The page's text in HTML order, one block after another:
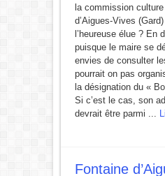
la commission
d’Aigues-Vives
l’heureuse élue ? En
puisque le maire se
envies de consulter
pourrait on pas
la désignation du «
Si c’est le cas, son
devrait être parmi ...
Fontaine